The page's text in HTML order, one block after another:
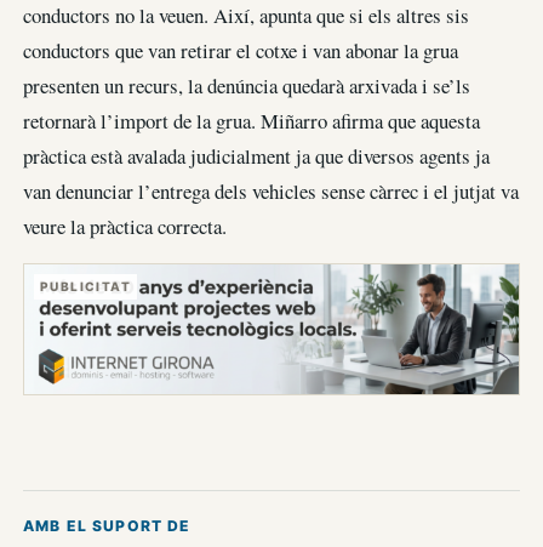
conductors no la veuen. Així, apunta que si els altres sis
conductors que van retirar el cotxe i van abonar la grua
presenten un recurs, la denúncia quedarà arxivada i se’ls
retornarà l’import de la grua. Miñarro afirma que aquesta
pràctica està avalada judicialment ja que diversos agents ja
van denunciar l’entrega dels vehicles sense càrrec i el jutjat va
veure la pràctica correcta.
PUBLICITAT
AMB EL SUPORT DE